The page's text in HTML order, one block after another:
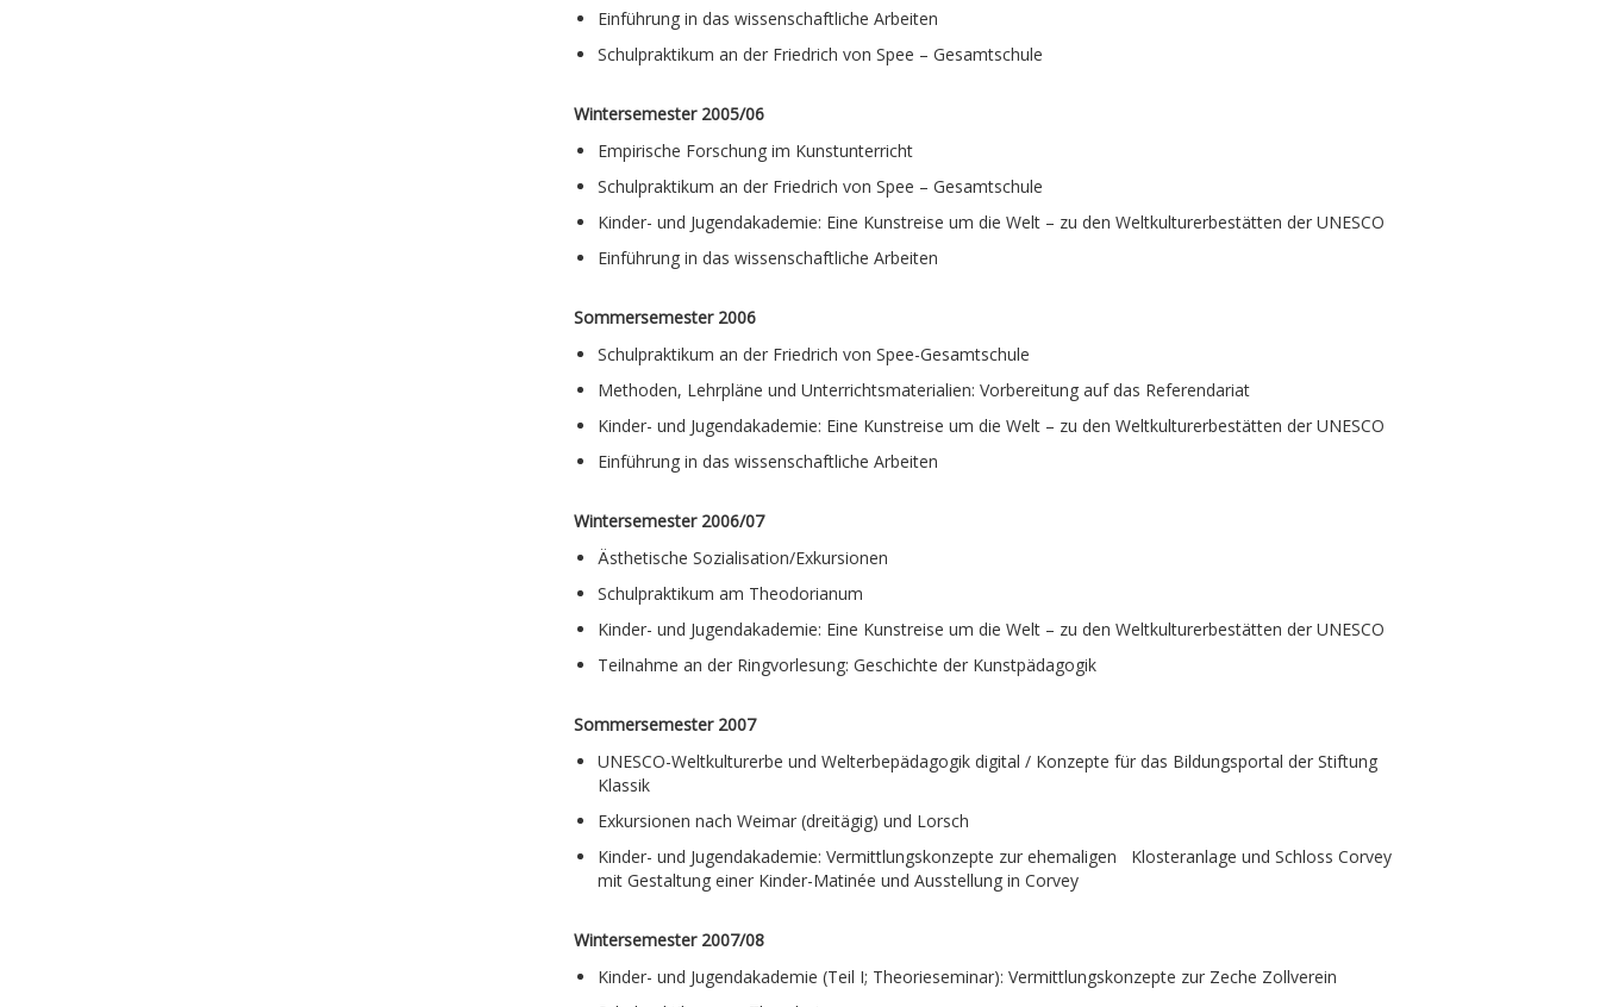
Einführung in das wissenschaftliche Arbeiten
Schulpraktikum an der Friedrich von Spee – Gesamtschule
Wintersemester 2005/06
Empirische Forschung im Kunstunterricht
Schulpraktikum an der Friedrich von Spee – Gesamtschule
Kinder- und Jugendakademie: Eine Kunstreise um die Welt – zu den Weltkulturerbestätten der UNESCO
Einführung in das wissenschaftliche Arbeiten
Sommersemester 2006
Schulpraktikum an der Friedrich von Spee-Gesamtschule
Methoden, Lehrpläne und Unterrichtsmaterialien: Vorbereitung auf das Referendariat
Kinder- und Jugendakademie: Eine Kunstreise um die Welt – zu den Weltkulturerbestätten der UNESCO
Einführung in das wissenschaftliche Arbeiten
Wintersemester 2006/07
Ästhetische Sozialisation/Exkursionen
Schulpraktikum am Theodorianum
Kinder- und Jugendakademie: Eine Kunstreise um die Welt – zu den Weltkulturerbestätten der UNESCO
Teilnahme an der Ringvorlesung: Geschichte der Kunstpädagogik
Sommersemester 2007
UNESCO-Weltkulturerbe und Welterbepädagogik digital / Konzepte für das Bildungsportal der Stiftung
Klassik
Exkursionen nach Weimar (dreitägig) und Lorsch
Kinder- und Jugendakademie: Vermittlungskonzepte zur ehemaligen Klosteranlage und Schloss Corvey
mit Gestaltung einer Kinder-Matinée und Ausstellung in Corvey
Wintersemester 2007/08
Kinder- und Jugendakademie (Teil I; Theorieseminar): Vermittlungskonzepte zur Zeche Zollverein